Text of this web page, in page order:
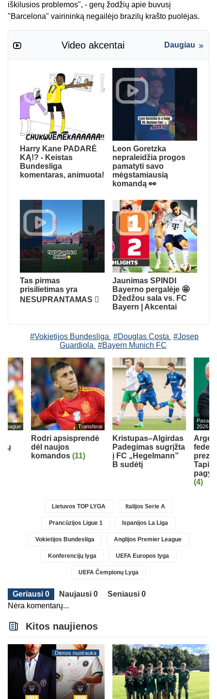
iškilusios problemos", - gerų žodžių apie buvusį
"Barcelona" vairininką negailėjo brazilų krašto puolėjas.
Video akcentai Daugiau
Harry Kane PADARĖ
KĄ!? - Keistas
Bundesliga
komentaras, animuota!
Leon Goretzka
nepraleidžia progos
pamatyti savo
mėgstamiausią
komandą 👀
Tas pirmas
prisilietimas yra
NESUPRANTAMAS 🫪
Jaunimas SPINDI
Bayerno pergalėje 🤩
Džedžou sala vs. FC
Bayern | Akcentai
#Vokietijos Bundesliga #Douglas Costa #Josep
Guardiola #Bayern Munich FC
League Transferai
Rodri apsisprendė
dėl naujos
komandos (11)
Kristupas–Algirdas
Padegimas sugrįžta
į FC „Hegelmann”
B sudėtį
2026
Tapia
(4)
Lietuvos TOP LYGA Italijos Serie A
Prancūzijos Ligue 1 Ispanijos La Liga
Vokietijos Bundesliga Anglijos Premier League
Konferencijų lyga UEFA Europos lyga
UEFA Čempionų Lyga
Geriausi 0 Naujausi 0
Seniausi 0
Nėra komentarų...
Kitos naujienos
Dienos nuotrauka